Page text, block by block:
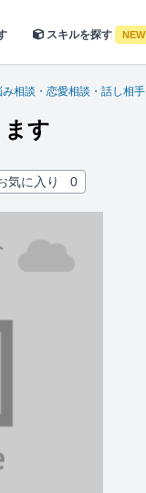
スキルを探す NEW
み相談・恋愛相談・話し相手
す
気に入り 0